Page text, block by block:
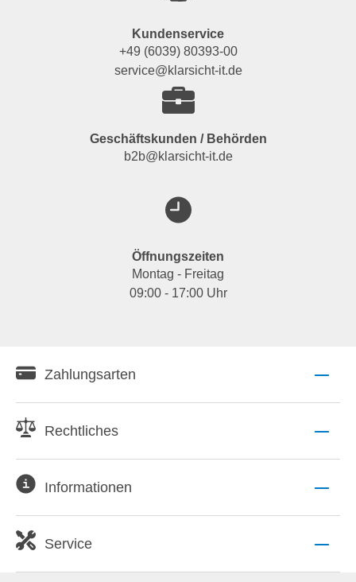
Kundenservice
+49 (6039) 80393-00
service@klarsicht-it.de
Geschäftskunden / Behörden
b2b@klarsicht-it.de
Öffnungszeiten
Montag - Freitag
09:00 - 17:00 Uhr
Zahlungsarten
Rechtliches
Informationen
Service